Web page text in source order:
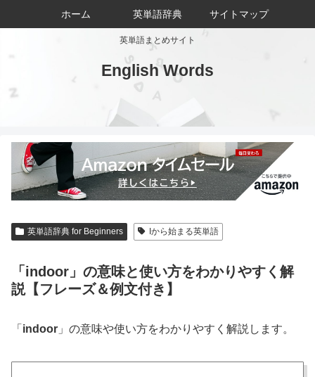
英単語まとめサイト
English Words
ホーム 英単語辞典 サイトマップ
英単語辞典 for Beginners Iから始まる英単語
「indoor」の意味と使い方をわかりやすく解
説【フレーズ＆例文付き】
「 indoor 」の意味や使い方をわかりやすく解説します。